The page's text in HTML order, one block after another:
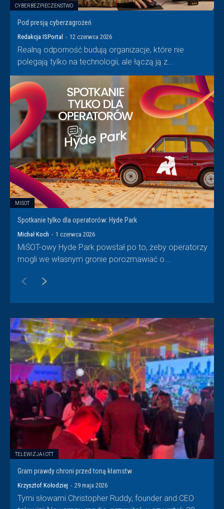
CYBERBEZPIECZEŃSTWO
Pod presją cyberzagrożeń
Redakcja ISPortal - 12 czerwca 2026
Realną odporność budują organizacje, które nie
polegają tylko na technologii, ale łączą ją z...
MIŚOT
Spotkanie tylko dla operatorów: Hyde Park
Michał Koch - 1 czerwca 2026
MiŚOT-owy Hyde Park powstał po to, żeby operatorzy
mogli we własnym gronie porozmawiać o...
TELEWIZJA I OTT
Gram prawdy chroni przed toną kłamstw
Krzysztof Kołodziej - 29 maja 2026
Tymi słowami Christopher Ruddy, founder and CEO